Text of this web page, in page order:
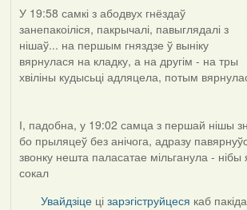
У 19:58 самкі з абодвух гнёздаў
занепакоіліся, пакрычалі, павыглядалі з
нішаў... на першым гняздзе ў выніку
вярнулася на кладку, а на другім - на тры
хвіліны кудысьці адляцела, потым
І, падобна, у 19:02 самца з першай нішы
бо прыляцеў без анічога, адразу
звонку нешта паласатае мільганула - нібы
сокал
Увайдзіце цізарэгіструйцеся каб